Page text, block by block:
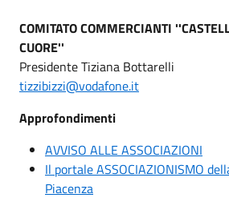
COMITATO COMMERCIANTI
CUORE''
Presidente Tiziana Bottarelli
tizzibizzi@vodafone.it
Approfondimenti
AVVISO ALLE ASSOCIAZIONI
Il portale ASSOCIAZIONISMO
Piacenza